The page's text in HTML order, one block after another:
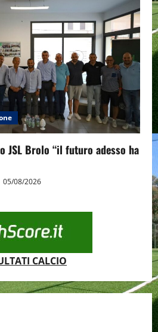
JSL Brolo “il futuro adesso ha
05/08/2026
CALCIO